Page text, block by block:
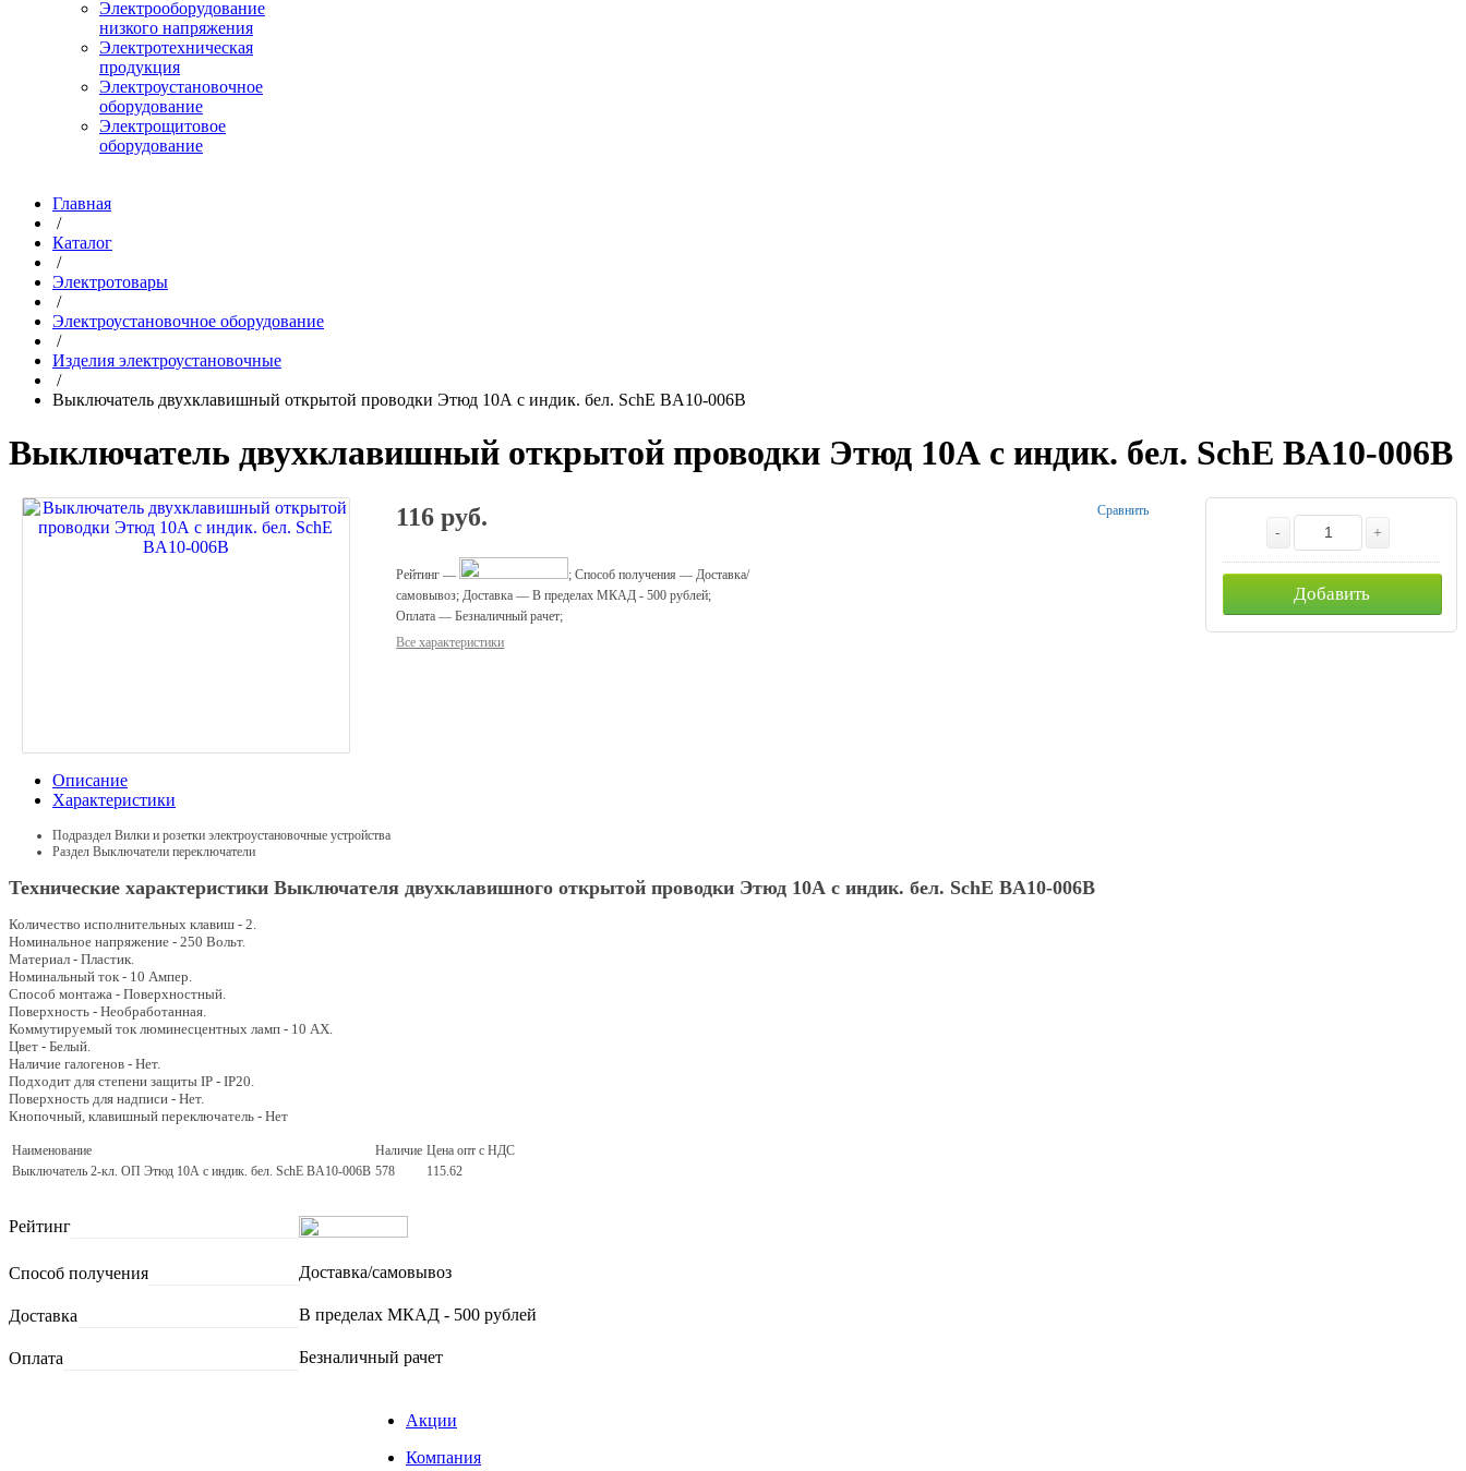
Электрооборудование
низкого напряжения
Электротехническая
продукция
Электроустановочное
оборудование
Электрощитовое
оборудование
Главная
/
Каталог
/
Электротовары
/
Электроустановочное оборудование
/
Изделия электроустановочные
/
Выключатель двухклавишный открытой проводки Этюд 10А с индик. бел. SchE BA10-006B
Выключатель двухклавишный открытой проводки Этюд 10А с индик. бел. SchE BA10-006B
Сравнить
116руб.
Рейтинг — ;Способ получения —Доставка/
самовывоз;Доставка —В пределах МКАД - 500 рублей;
Оплата —Безналичный рачет;
Все характеристики
- +
Добавить
Описание
Характеристики
Подраздел Вилки и розетки электроустановочные устройства
Раздел Выключатели переключатели
Технические характеристики Выключателя двухклавишного открытой проводки Этюд 10А с индик. бел. SchE BA10-006B
Количество исполнительных клавиш - 2.
Номинальное напряжение - 250 Вольт.
Материал - Пластик.
Номинальный ток - 10 Ампер.
Способ монтажа - Поверхностный.
Поверхность - Необработанная.
Коммутируемый ток люминесцентных ламп - 10 AX.
Цвет - Белый.
Наличие галогенов - Нет.
Подходит для степени защиты IP - IP20.
Поверхность для надписи - Нет.
Кнопочный, клавишный переключатель - Нет
Наименование Наличие Цена опт с НДС
Выключатель 2-кл. ОП Этюд 10А с индик. бел. SchE BA10-006B 578 115.62
Рейтинг
Способ получения Доставка/самовывоз
Доставка В пределах МКАД - 500 рублей
Оплата Безналичный рачет
Акции
Компания